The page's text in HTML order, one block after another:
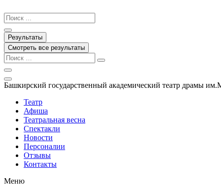
к
содержимому
Search
...
Результаты
Смотреть все результаты
Башкирский государственный академический театр драмы
Театр
Афиша
Театральная весна
Спектакли
Новости
Персоналии
Отзывы
Контакты
Меню